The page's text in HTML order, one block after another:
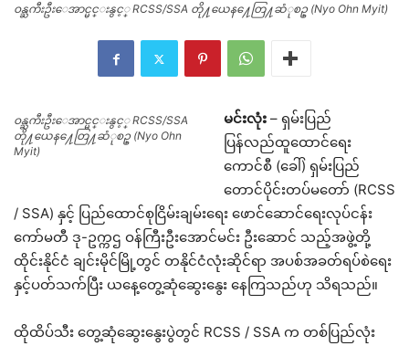
ဝန္ႀကီးဦးေအာင္မင္းနွင့္ RCSS/SSA တို႔ယေန႔ေတြ႔ဆံုစဥ္ (Nyo Ohn Myit)
ဝန္ႀကီးဦးေအာင္မင္းနွင့္ RCSS/SSA
တို႔ယေန႔ေတြ႔ဆံုစဥ္ (Nyo Ohn
Myit)
မင်းလုံး – ရှမ်းပြည်
ပြန်လည်ထူထောင်ရေး
ကောင်စီ (ခေါ်) ရှမ်းပြည်
တောင်ပိုင်းတပ်မတော် (RCSS
/ SSA) နှင့် ပြည်ထောင်စုငြိမ်းချမ်းရေး ဖောင်ဆောင်ရေးလုပ်ငန်း
ကော်မတီ ဒု-ဥက္ကဌ ဝန်ကြီးဦးအောင်မင်း ဦးဆောင် သည့်အဖွဲ့တို့
ထိုင်းနိုင်ငံ ချင်းမိုင်မြို့တွင် တနိုင်ငံလုံးဆိုင်ရာ အပစ်အခတ်ရပ်စဲရေး
နှင့်ပတ်သက်ပြီး ယနေ့တွေ့ဆုံဆွေးနွေး နေကြသည်ဟု သိရသည်။
ထိုထိပ်သီး တွေ့ဆုံဆွေးနွေးပွဲတွင် RCSS / SSA က တစ်ပြည်လုံး